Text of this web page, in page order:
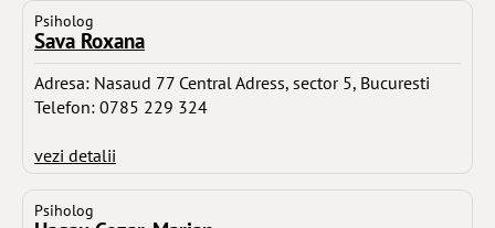
Psiholog
Sava Roxana
Adresa: Nasaud 77 Central Adress, sector 5, Bucuresti
Telefon: 0785 229 324
vezi detalii
Psiholog